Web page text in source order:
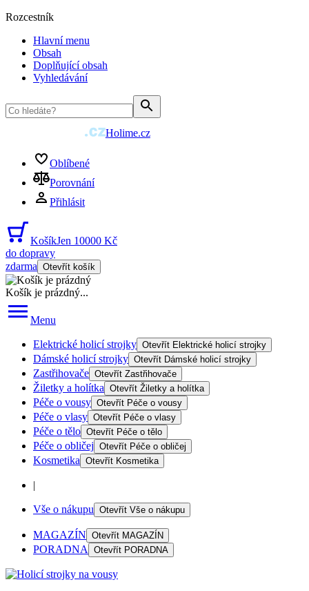
Rozcestník
Hlavní menu
Obsah
Doplňující obsah
Vyhledávání
Holime.cz
Oblíbené
Porovnání
Přihlásit
KošíkJen 10000 Kč
do dopravy
zdarma Otevřít košík
Košík je prázdný...
Menu
Elektrické holicí strojky Otevřít Elektrické holicí strojky
Dámské holicí strojky Otevřít Dámské holicí strojky
Zastřihovače Otevřít Zastřihovače
Žiletky a holítka Otevřít Žiletky a holítka
Péče o vousy Otevřít Péče o vousy
Péče o vlasy Otevřít Péče o vlasy
Péče o tělo Otevřít Péče o tělo
Péče o obličej Otevřít Péče o obličej
Kosmetika Otevřít Kosmetika
|
Vše o nákupu Otevřít Vše o nákupu
MAGAZÍN Otevřít MAGAZÍN
PORADNA Otevřít PORADNA